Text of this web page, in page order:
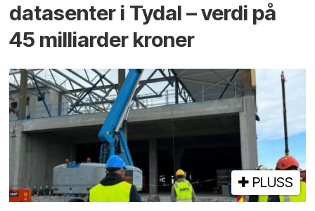
datasenter i Tydal – verdi på
45 milliarder kroner
PLUSS